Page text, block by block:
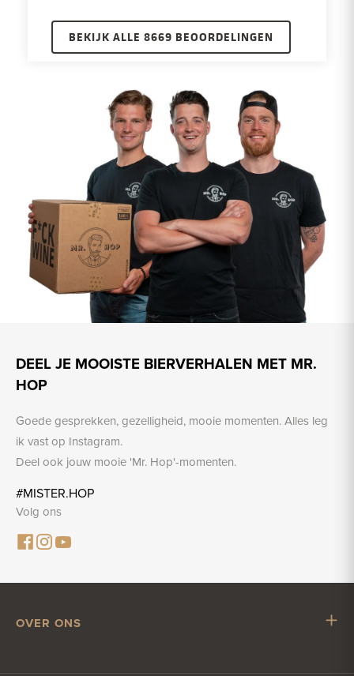
BEKIJK ALLE 8669 BEOORDELINGEN
DEEL JE MOOISTE BIERVERHALEN MET MR.
HOP
Goede gesprekken, gezelligheid, mooie momenten. Alles leg
ik vast op Instagram.
Deel ook jouw mooie 'Mr. Hop'-momenten.
#MISTER.HOP
Volg ons
OVER ONS